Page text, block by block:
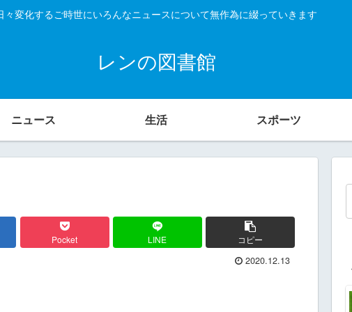
々変化するご時世にいろんなニュースについて無作為に綴っていきます
レンの図書館
ニュース 生活 スポーツ
Pocket LINE コピー
2020.12.13